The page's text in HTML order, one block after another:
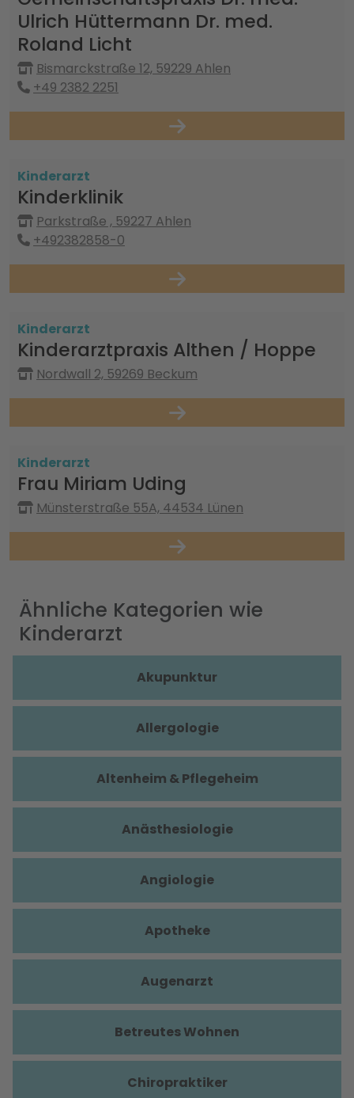
Ulrich Hüttermann Dr. med.
Roland Licht
Bismarckstraße 12, 59229 Ahlen
+49 2382 2251
Kinderarzt
Kinderklinik
Parkstraße , 59227 Ahlen
+492382858-0
Kinderarzt
Kinderarztpraxis Althen / Hoppe
Nordwall 2, 59269 Beckum
Kinderarzt
Frau Miriam Uding
Münsterstraße 55A, 44534 Lünen
Ähnliche Kategorien wie
Kinderarzt
Akupunktur
Allergologie
Altenheim & Pflegeheim
Anästhesiologie
Angiologie
Apotheke
Augenarzt
Betreutes Wohnen
Chiropraktiker